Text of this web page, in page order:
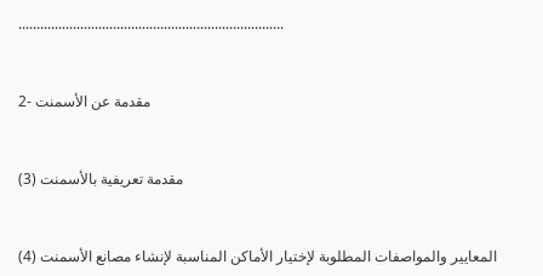
.........................................................................
2- مقدمة عن الأسمنت
(3) مقدمة تعريفية بالأسمنت
(4) المعايير والمواصفات المطلوبة لإختيار الأماكن المناسبة لإنشاء مصانع الأسمنت